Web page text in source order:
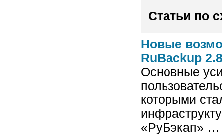
Статьи по
Новые
RuBackup 2.8
Основные
которыми
«РуБэкап» …